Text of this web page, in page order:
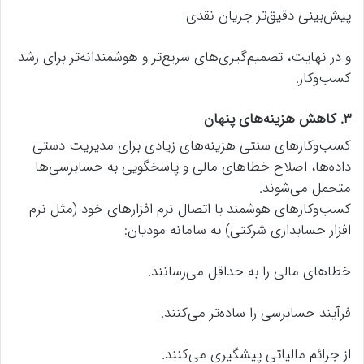
پیش‌بینی دقیق‌تر جریان نقدی
و در نهایت، تصمیم‌گیری‌های سریع‌تر و هوشمندانه‌تر برای رشد
کسب‌وکار.
۳. کاهش هزینه‌های پنهان
کسب‌وکارهای سنتی هزینه‌های زیادی برای مدیریت دستی
داده‌ها، اصلاح خطاهای مالی و پاسخگویی به حسابرسی‌ها
متحمل می‌شوند.
کسب‌وکارهای هوشمند با اتصال نرم افزارهای خود (مثل نرم
افزار حسابداری شرکتی) به سامانه مودیان:
خطاهای مالی را به حداقل می‌رسانند.
فرآیند حسابرسی را ساده‌تر می‌کنند.
از جرائم مالیاتی پیشگیری می‌کنند.